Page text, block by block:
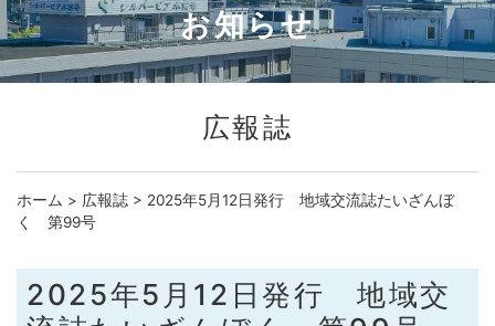
お知らせ
広報誌
ホーム > 広報誌 > 2025年5月12日発行 地域交流誌たいざんぼ
く 第99号
2025年5月12日発行 地域交